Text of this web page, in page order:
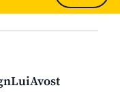
LuiAvost